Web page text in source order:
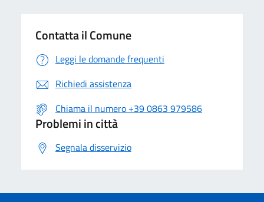
Contatta il Comune
Leggi le domande frequenti
Richiedi assistenza
Chiama il numero +39 0863 979586
Problemi in città
Segnala disservizio